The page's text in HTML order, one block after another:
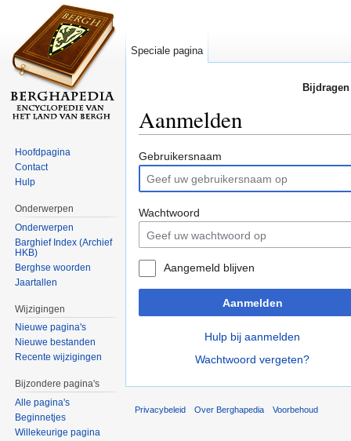
Aanmelden
Gebruikersnaam
Wachtwoord
Aangemeld blijven
Aanmelden
Hulp bij aanmelden
Wachtwoord vergeten?
Speciale pagina
Hoofdpagina
Contact
Hulp
Onderwerpen
Onderwerpen
Barghief Index (Archief
HKB)
Berghse woorden
Jaartallen
Wijzigingen
Nieuwe pagina's
Nieuwe bestanden
Recente wijzigingen
Bijzondere pagina's
Alle pagina's
Beginnetjes
Willekeurige pagina
Privacybeleid Over Berghapedia Voorbehoud